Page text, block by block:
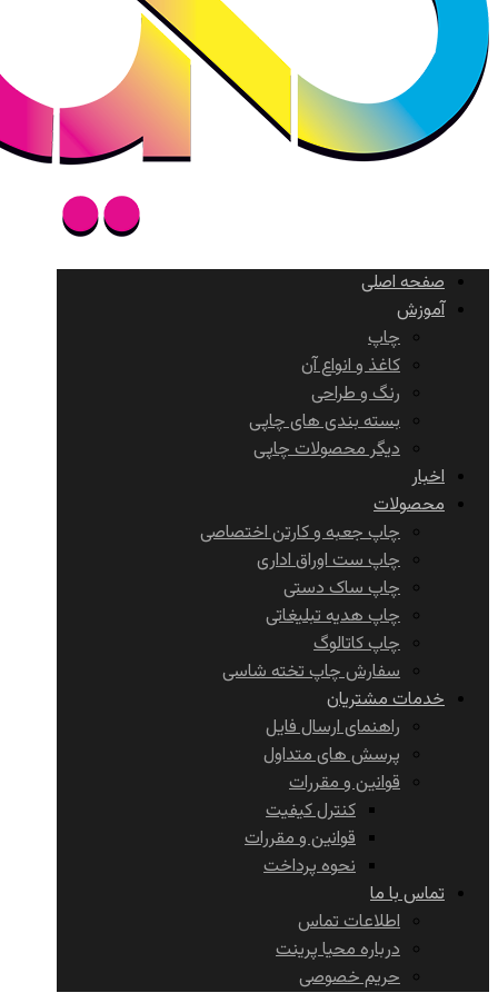
صفحه اصلی
آموزش
چاپ
کاغذ و انواع آن
رنگ و طراحی
بسته بندی های چاپی
دیگر محصولات چاپی
اخبار
محصولات
چاپ جعبه و کارتن اختصاصی
چاپ ست اوراق اداری
چاپ ساک دستی
چاپ هدیه تبلیغاتی
چاپ کاتالوگ
سفارش چاپ تخته شاسی
خدمات مشتریان
راهنمای ارسال فایل
پرسش های متداول
قوانین و مقررات
کنترل کیفیت
قوانین و مقررات
نحوه پرداخت
تماس با ما
اطلاعات تماس
درباره محیا پرینت
حریم خصوصی